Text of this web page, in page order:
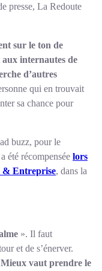
presse, La Redoute
sur le ton de
internautes de
d’autres
qui en trouvait
sa chance pour
buzz, pour le
été récompensée lors
& Entreprise, dans la
». Il faut
et de s’énerver.
Mieux vaut prendre le